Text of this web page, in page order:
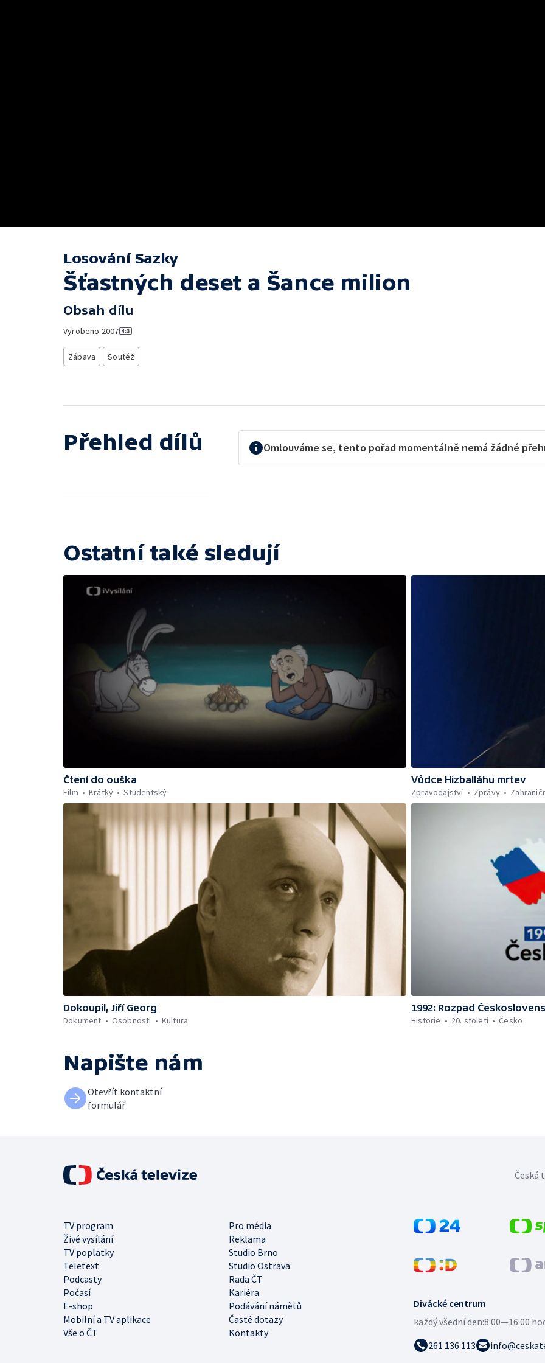
Losování Sazky
Šťastných deset a Šance milion
Obsah dílu
Vyrobeno 2007
Zábava Soutěž
Přehled dílů Omlouváme se, tento pořad momentálně nemá žádné
Ostatní také sledují
Čtení do ouška
Film
Krátký Studentský
Vůdce Hizballáhu mrtev
Zpravodajství
Zprávy
Dokoupil, Jiří Georg
Dokument
Osobnosti Kultura
1992: Rozpad
Historie
20. století Česko
Napište nám
Otevřít kontaktní
formulář
Divácké centrum
každý všední den:8:00—16:00
261 136 113
TV program
Pro média
Živé vysílání
Reklama
TV poplatky
Studio Brno
Teletext
Studio Ostrava
Podcasty
Rada ČT
Počasí
Kariéra
E-shop
Podávání námětů
Mobilní a TV aplikace
Časté dotazy
Vše o ČT
Kontakty
Česká